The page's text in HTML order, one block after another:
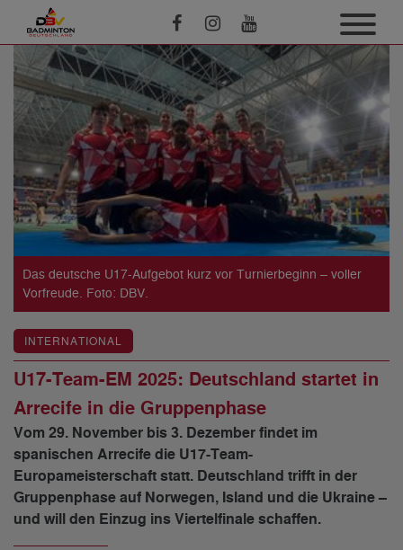
Das deutsche U17-Aufgebot kurz vor Turnierbeginn – voller
Vorfreude. Foto: DBV.
INTERNATIONAL
U17-Team-EM 2025: Deutschland startet in
Arrecife in die Gruppenphase
Vom 29. November bis 3. Dezember findet im
spanischen Arrecife die U17-Team-
Europameisterschaft statt. Deutschland trifft in der
Gruppenphase auf Norwegen, Island und die Ukraine –
und will den Einzug ins Viertelfinale schaffen.